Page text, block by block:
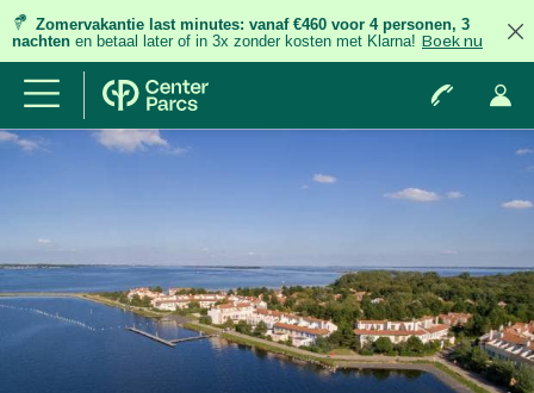
Zomervakantie last minutes: vanaf €460 voor 4 personen, 3
nachten en betaal later of in 3x zonder kosten met Klarna! Boek nu